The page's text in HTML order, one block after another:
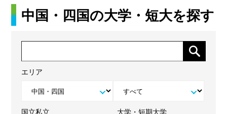
中国・四国の大学・短大を探す
エリア
国立私立 大学・短期大学